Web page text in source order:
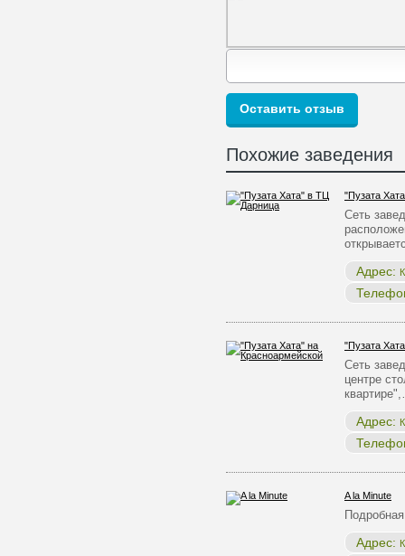
Похожие заведения
"Пузата
Сеть
Адрес:
"Пузата
Сеть
центре
Адрес:
A la Minute
Адрес: